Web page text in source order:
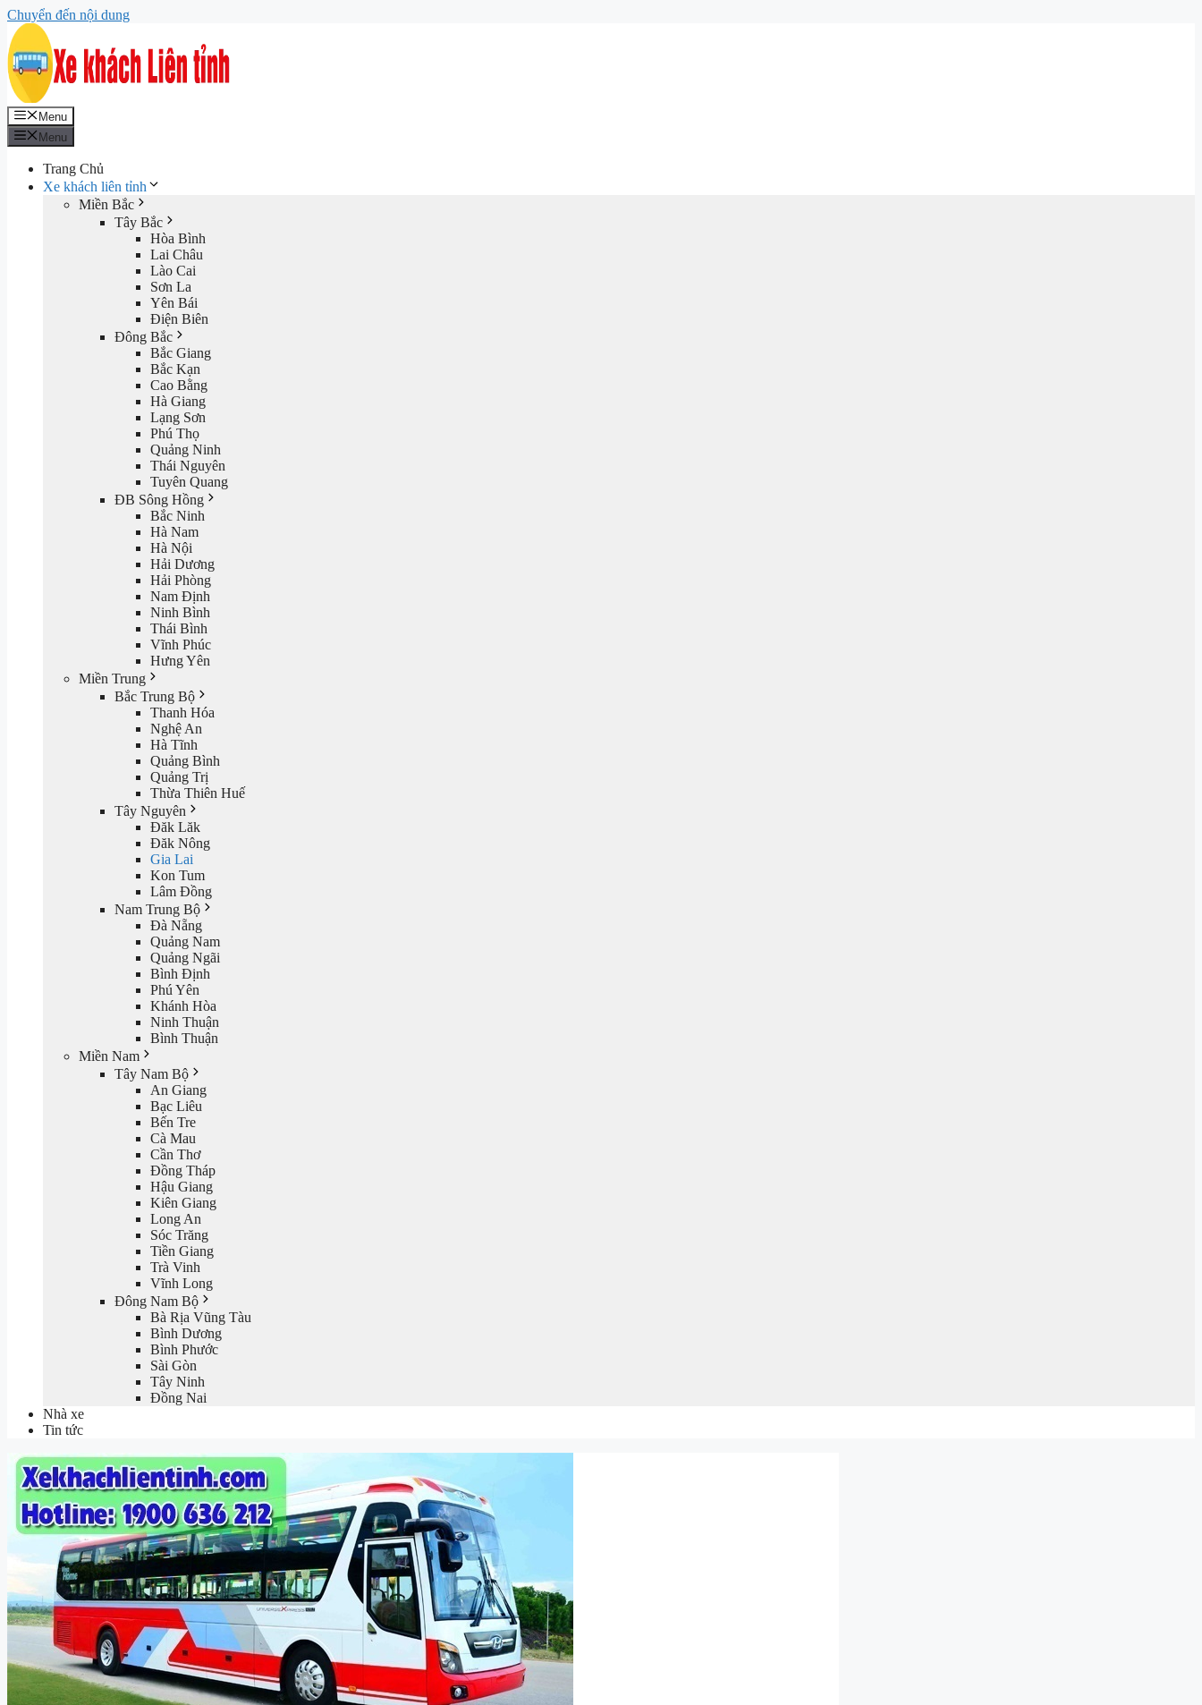
Chuyển đến nội dung
Menu
Menu
Trang Chủ
Xe khách liên tỉnh
Miền Bắc
Tây Bắc
Hòa Bình
Lai Châu
Lào Cai
Sơn La
Yên Bái
Điện Biên
Đông Bắc
Bắc Giang
Bắc Kạn
Cao Bằng
Hà Giang
Lạng Sơn
Phú Thọ
Quảng Ninh
Thái Nguyên
Tuyên Quang
ĐB Sông Hồng
Bắc Ninh
Hà Nam
Hà Nội
Hải Dương
Hải Phòng
Nam Định
Ninh Bình
Thái Bình
Vĩnh Phúc
Hưng Yên
Miền Trung
Bắc Trung Bộ
Thanh Hóa
Nghệ An
Hà Tĩnh
Quảng Bình
Quảng Trị
Thừa Thiên Huế
Tây Nguyên
Đăk Lăk
Đăk Nông
Gia Lai
Kon Tum
Lâm Đồng
Nam Trung Bộ
Đà Nẵng
Quảng Nam
Quảng Ngãi
Bình Định
Phú Yên
Khánh Hòa
Ninh Thuận
Bình Thuận
Miền Nam
Tây Nam Bộ
An Giang
Bạc Liêu
Bến Tre
Cà Mau
Cần Thơ
Đồng Tháp
Hậu Giang
Kiên Giang
Long An
Sóc Trăng
Tiền Giang
Trà Vinh
Vĩnh Long
Đông Nam Bộ
Bà Rịa Vũng Tàu
Bình Dương
Bình Phước
Sài Gòn
Tây Ninh
Đồng Nai
Nhà xe
Tin tức